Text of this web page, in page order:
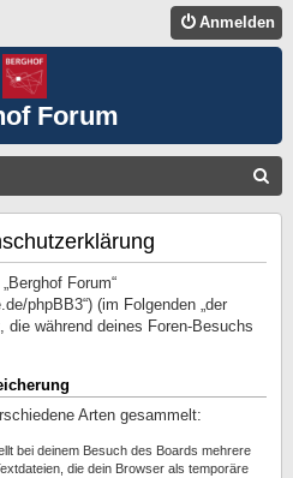
Anmelden
Forum
Forum“
phpBB3“) (im Folgenden „der
die während deines Foren-Besuchs
Arten gesammelt:
bei deinem Besuch des Boards mehrere
die dein Browser als temporäre